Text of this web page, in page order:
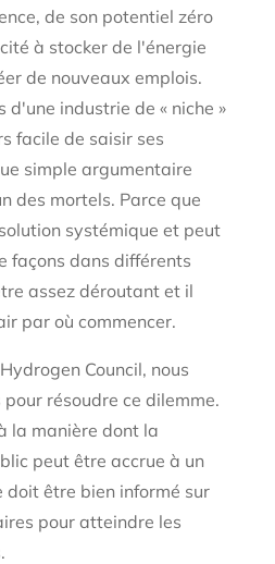
de son potentiel zéro
à stocker de l'énergie
de nouveaux emplois.
industrie de « niche »
facile de saisir ses
simple argumentaire
des mortels. Parce que
systémique et peut
façons dans différents
assez déroutant et il
par où commencer.
Council, nous
résoudre ce dilemme.
la manière dont la
peut être accrue à un
doit être bien informé sur
pour atteindre les